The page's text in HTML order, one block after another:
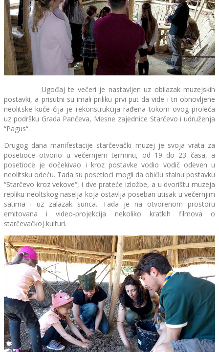
Ugođaj te večeri je nastavljen uz obilazak muzejskih
postavki, a prisutni su imali priliku prvi put da vide i tri obnovljene
neolitske kuće čija je rekonstrukcija rađena tokom ovog proleća
uz podršku Grada Pančeva, Mesne zajednice Starčevo i udruženja
“Pagus“.
Drugog dana manifestacije starčevački muzej je svoja vrata za
posetioce otvorio u večernjem terminu, od 19 do 23 časa, a
posetioce je dočekivao i kroz postavke vodio vodič odeven u
neolitsku odeću. Tada su posetioci mogli da obiđu stalnu postavku
“Starčevo kroz vekove“, i dve prateće izložbe, a u dvorištu muzeja
repliku neoltskog naselja koja ostavlja poseban utisak u večernjim
satima i uz zalazak sunca. Tada je na otvorenom prostoru
emitovana i video-projekcija nekoliko kratkih filmova o
starčevačkoj kulturi.